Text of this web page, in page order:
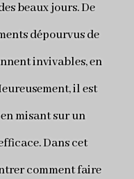
beaux jours. De
dépourvus de
invivables, en
il est
misant sur un
Dans cet
comment faire